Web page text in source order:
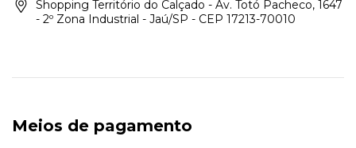
Shopping Território do Calçado - Av. Totó Pacheco, 1647
- 2º Zona Industrial - Jaú/SP - CEP 17213-70010
Meios de pagamento